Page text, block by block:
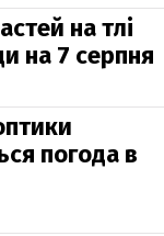
на тлі
на 7 серпня
погода в